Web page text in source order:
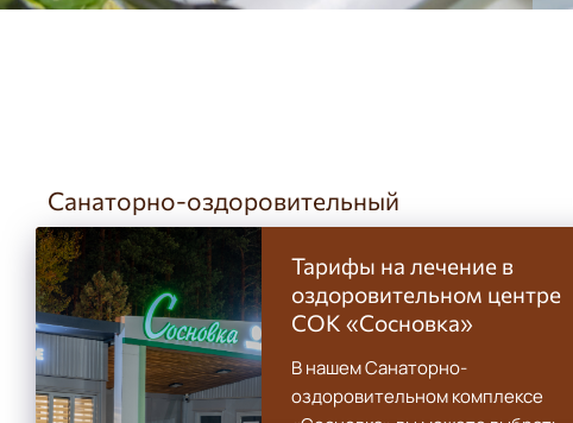
Санаторно-оздоровительный
комплекс «Сосновка» Череповец
- официальный сайт
Россия, Вологодская область, Кадуйский
район, МО Рукавицкое
Тарифы на лечение в
оздоровительном центре
СОК «Сосновка»
В нашем Санаторно-
оздоровительном комплексе